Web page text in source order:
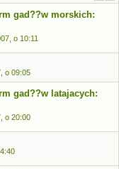
gad??w morskich:
o 10:11
o 09:05
gad??w latajacych:
o 20:00